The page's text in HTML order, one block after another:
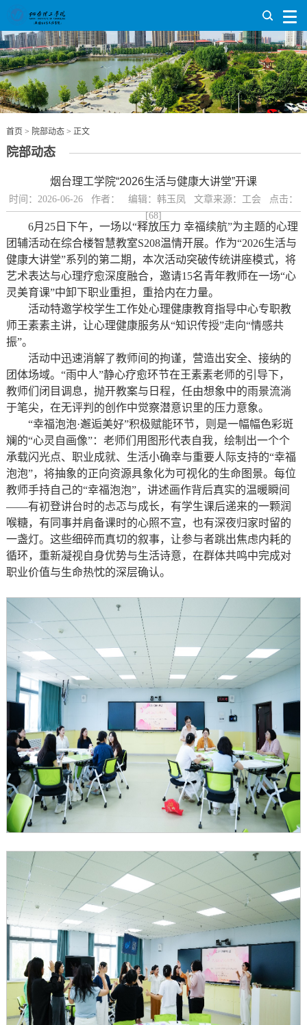
首页 > 院部动态 > 正文
院部动态
烟台理工学院“2026生活与健康大讲堂”开课
时间：2026-06-26 作者： 编辑：韩玉凤 文章来源：工会 点击：
[68]
6月25日下午，一场以“释放压力 幸福续航”为主题的心理
团辅活动在综合楼智慧教室S208温情开展。作为“2026生活与
健康大讲堂”系列的第二期，本次活动突破传统讲座模式，将
艺术表达与心理疗愈深度融合，邀请15名青年教师在一场“心
灵美育课”中卸下职业重担，重拾内在力量。
活动特邀学校学生工作处心理健康教育指导中心专职教
师王素素主讲，让心理健康服务从“知识传授”走向“情感共
振”。
活动中迅速消解了教师间的拘谨，营造出安全、接纳的
团体场域。“雨中人”静心疗愈环节在王素素老师的引导下，
教师们闭目调息，抛开教案与日程，任由想象中的雨景流淌
于笔尖，在无评判的创作中觉察潜意识里的压力意象。
“幸福泡泡·邂逅美好”积极赋能环节，则是一幅幅色彩斑
斓的“心灵自画像”：老师们用图形代表自我，绘制出一个个
承载闪光点、职业成就、生活小确幸与重要人际支持的“幸福
泡泡”，将抽象的正向资源具象化为可视化的生命图景。每位
教师手持自己的“幸福泡泡”，讲述画作背后真实的温暖瞬间
——有初登讲台时的忐忑与成长，有学生课后递来的一颗润
喉糖，有同事并肩备课时的心照不宣，也有深夜归家时留的
一盏灯。这些细碎而真切的叙事，让参与者跳出焦虑内耗的
循环，重新凝视自身优势与生活诗意，在群体共鸣中完成对
职业价值与生命热忱的深层确认。